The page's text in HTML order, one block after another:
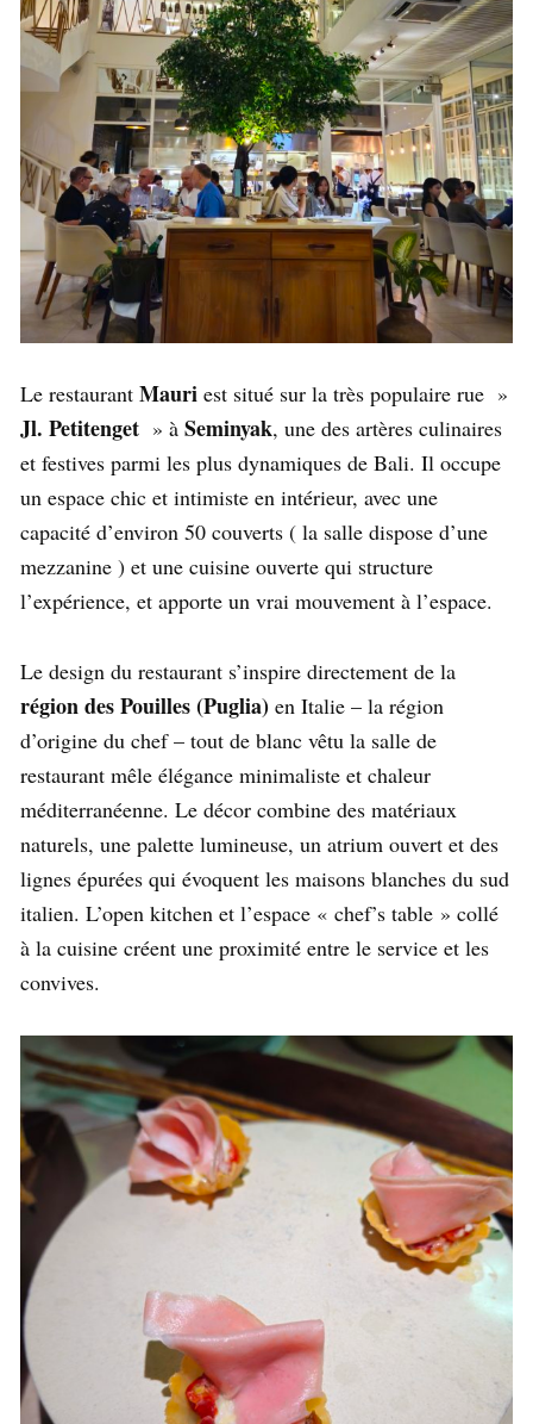
Le restaurant Mauri est situé sur la très populaire rue »
Jl. Petitenget » à Seminyak, une des artères culinaires
et festives parmi les plus dynamiques de Bali. Il occupe
un espace chic et intimiste en intérieur, avec une
capacité d’environ 50 couverts ( la salle dispose d’une
mezzanine ) et une cuisine ouverte qui structure
l’expérience, et apporte un vrai mouvement à l’espace.
Le design du restaurant s’inspire directement de la
région des Pouilles (Puglia) en Italie – la région
d’origine du chef – tout de blanc vêtu la salle de
restaurant mêle élégance minimaliste et chaleur
méditerranéenne. Le décor combine des matériaux
naturels, une palette lumineuse, un atrium ouvert et des
lignes épurées qui évoquent les maisons blanches du sud
italien. L’open kitchen et l’espace « chef’s table » collé
à la cuisine créent une proximité entre le service et les
convives.